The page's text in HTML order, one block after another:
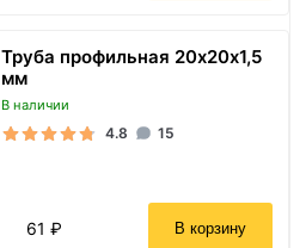
Труба профильная 20х20х1,5
мм
В наличии
4.8 15
61 ₽ В корзину